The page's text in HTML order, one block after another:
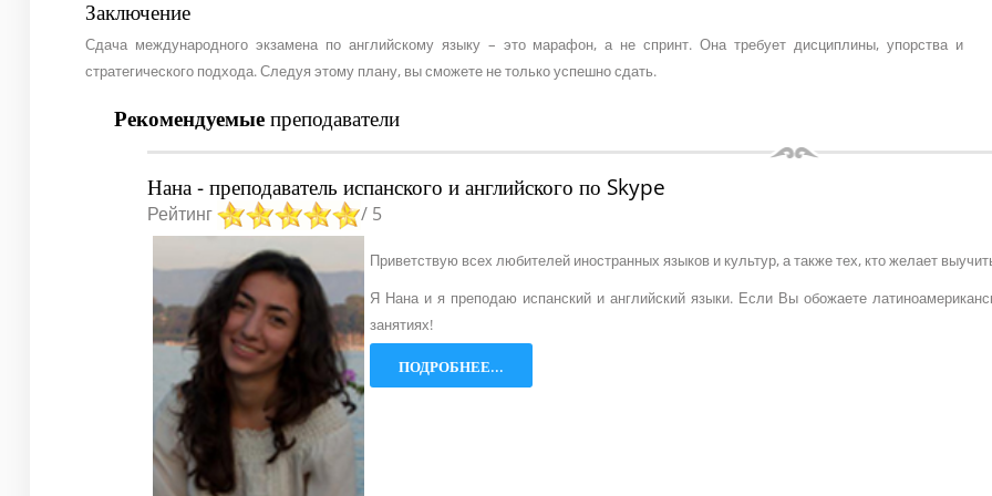
Заключение
Сдача международного экзамена по английскому языку – это марафон, а не спринт. Она требует дисциплины, упорства и
стратегического подхода. Следуя этому плану, вы сможете не только успешно сдать.
Рекомендуемыепреподаватели
Нана - преподаватель испанского и английского по Skype
Рейтинг / 5
Приветствую всех любителей иностранных языков и культур, а также тех, кто желает
Я Нана и я преподаю испанский и английский языки. Если Вы обожаете
занятиях!
ПОДРОБНЕЕ...